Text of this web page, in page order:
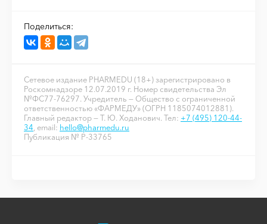
Поделиться:
Сетевое издание PHARMEDU (18+) зарегистрировано в
Роскомнадзоре 12.07.2019 г. Номер свидетельства Эл
№ФС77-76297. Учредитель — Общество с ограниченной
ответственностью «ФАРМЕДУ» (ОГРН 1185074012881).
Главный редактор — Т. Ю. Ходанович. Тел: +7 (495) 120-44-
34 , email: hello@pharmedu.ru
Публикация № P-33765